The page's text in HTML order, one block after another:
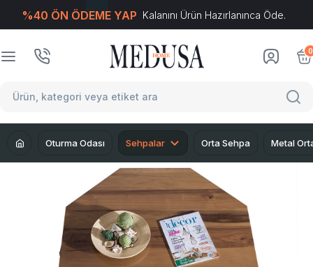
%40 ÖN ÖDEME YAP Kalanını Ürün Hazırlanınca Öde.
0
Oturma Odası Sehpalar Orta Sehpa Metal
T-Soft E-Ticaret Sistemleriyle Hazırlanmıştır.